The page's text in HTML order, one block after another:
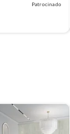
Patrocinado